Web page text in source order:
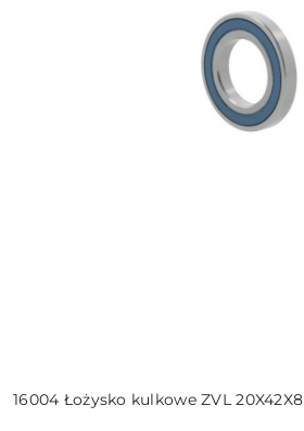
16004 Łożysko kulkowe ZVL 20X42X8